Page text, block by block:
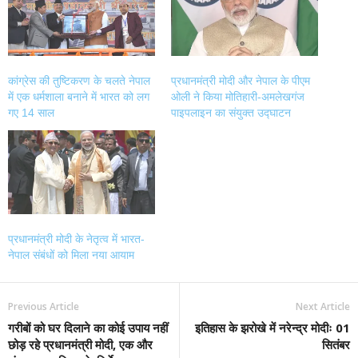
window)window)window)window)
कांग्रेस की तुष्टिकरण के चलते नेपाल
में एक धर्मशाला बनाने में भारत को लग
गए 14 साल
प्रधानमंत्री मोदी और नेपाल के पीएम
ओली ने किया मोतिहारी-अमलेखगंज
पाइपलाइन का संयुक्त उद्घाटन
प्रधानमंत्री मोदी के नेतृत्व में भारत-
नेपाल संबंधों को मिला नया आयाम
Previous Article
गरीबों को घर दिलाने का कोई उपाय नहीं
छोड़ रहे प्रधानमंत्री मोदी, एक और
Next Article
इतिहास के झरोखे में नरेन्द्र मोदीः 01
सितंबर